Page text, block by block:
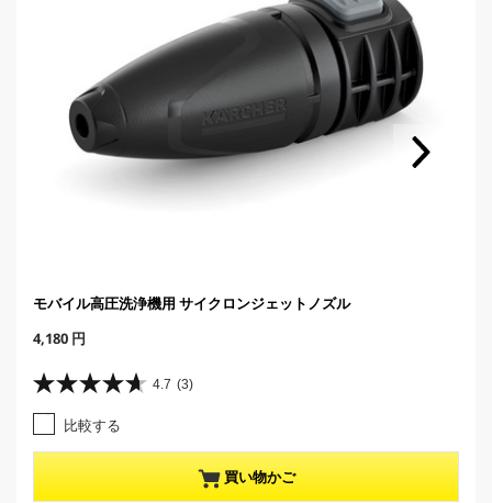
モバイル高圧洗浄機用 サイクロンジェットノズル
C
r
r
e
n
t
p
4,180 円
4.7 (3)
星
4
.
7
／
5
比較する
買い物かご